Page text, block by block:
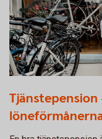
Tjänstepension